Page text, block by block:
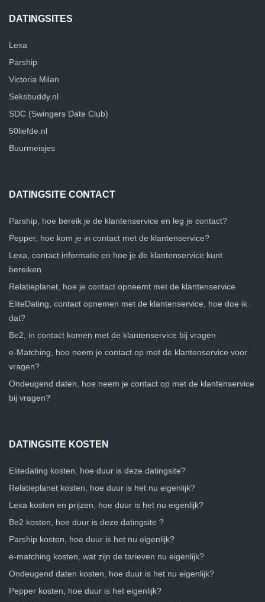
DATINGSITES
Lexa
Parship
Victoria Milan
Seksbuddy.nl
SDC (Swingers Date Club)
50liefde.nl
Buurmeisjes
DATINGSITE CONTACT
Parship, hoe bereik je de klantenservice en leg je contact?
Pepper, hoe kom je in contact met de klantenservice?
Lexa, contact informatie en hoe je de klantenservice kunt
bereiken
Relatieplanet, hoe je contact opneemt met de klantenservice
EliteDating, contact opnemen met de klantenservice, hoe doe ik
dat?
Be2, in contact komen met de klantenservice bij vragen
e-Matching, hoe neem je contact op met de klantenservice voor
vragen?
Ondeugend daten, hoe neem je contact op met de klantenservice
bij vragen?
DATINGSITE KOSTEN
Elitedating kosten, hoe duur is deze datingsite?
Relatieplanet kosten, hoe duur is het nu eigenlijk?
Lexa kosten en prijzen, hoe duur is het nu eigenlijk?
Be2 kosten, hoe duur is deze datingsite ?
Parship kosten, hoe duur is het nu eigenlijk?
e-matching kosten, wat zijn de tarieven nu eigenlijk?
Ondeugend daten kosten, hoe duur is het nu eigenlijk?
Pepper kosten, hoe duur is het eigenlijk?